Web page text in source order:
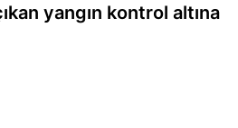
yangın kontrol altına